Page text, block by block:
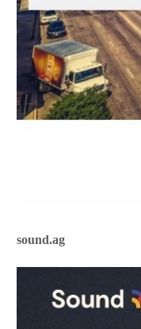
sound.ag